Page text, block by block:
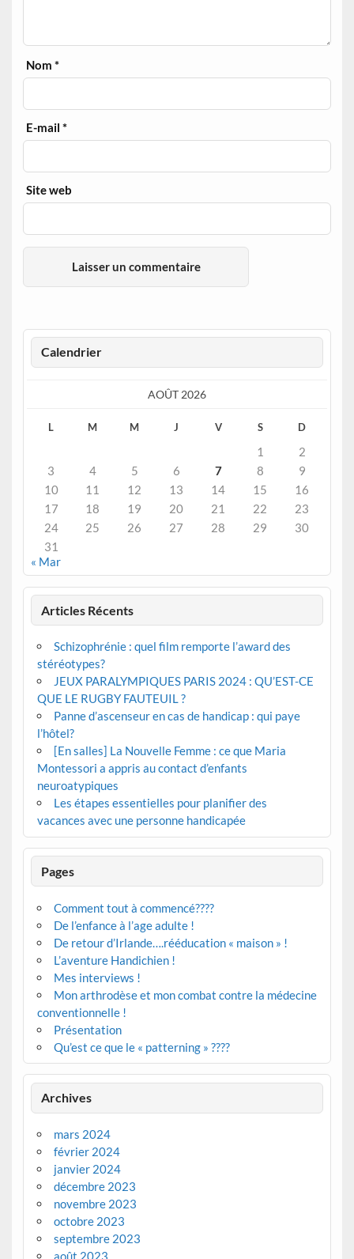
Nom*
E-mail*
Site web
Calendrier
AOÛT 2026
L M M J V S D
1
2
3
4 5 6 7 8
9
10
11 12 13 14 15
16
17
18 19 20 21 22
23
24
25 26 27 28 29
30
31
« Mar
Articles Récents
Schizophrénie : quel film remporte l’award des
stéréotypes?
JEUX PARALYMPIQUES PARIS 2024 : QU’EST-CE
QUE LE RUGBY FAUTEUIL ?
Panne d’ascenseur en cas de handicap : qui paye
l’hôtel?
[En salles] La Nouvelle Femme : ce que Maria
Montessori a appris au contact d’enfants
neuroatypiques
Les étapes essentielles pour planifier des
vacances avec une personne handicapée
Pages
Comment tout à commencé????
De l’enfance à l’age adulte !
De retour d’Irlande….rééducation « maison » !
L’aventure Handichien !
Mes interviews !
Mon arthrodèse et mon combat contre la médecine
conventionnelle !
Présentation
Qu’est ce que le « patterning » ????
Archives
mars 2024
février 2024
janvier 2024
décembre 2023
novembre 2023
octobre 2023
septembre 2023
août 2023